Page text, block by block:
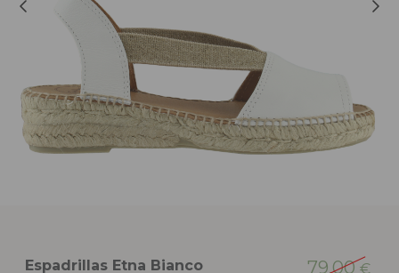
Espadrillas Etna Bianco 79,00€